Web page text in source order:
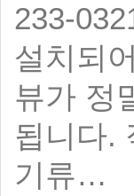
233-
설치되
뷰가 정
됩니다.
기류…